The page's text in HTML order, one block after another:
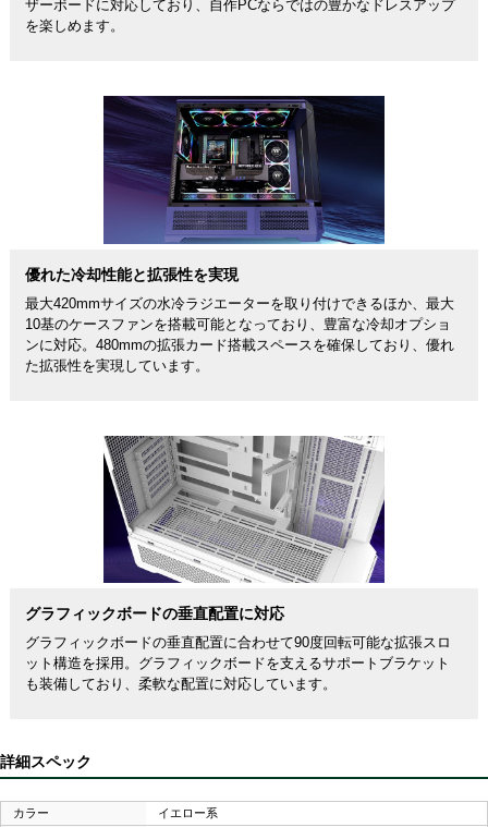
ザーボードに対応しており、自作PCならではの豊かなドレスアップ
を楽しめます。
優れた冷却性能と拡張性を実現
最大420mmサイズの水冷ラジエーターを取り付けできるほか、最大
10基のケースファンを搭載可能となっており、豊富な冷却オプショ
ンに対応。480mmの拡張カード搭載スペースを確保しており、優れ
た拡張性を実現しています。
グラフィックボードの垂直配置に対応
グラフィックボードの垂直配置に合わせて90度回転可能な拡張スロ
ット構造を採用。グラフィックボードを支えるサポートブラケット
も装備しており、柔軟な配置に対応しています。
詳細スペック
カラー
イエロー系